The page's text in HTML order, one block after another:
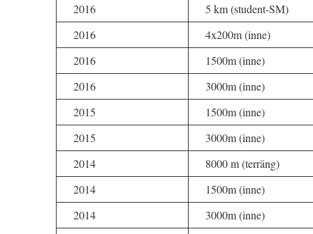
2016
5 km (student-SM)
2016
4x200m (inne)
2016
1500m (inne)
2016
3000m (inne)
2015
1500m (inne)
2015
3000m (inne)
2014
8000 m (terräng)
2014
1500m (inne)
2014
3000m (inne)